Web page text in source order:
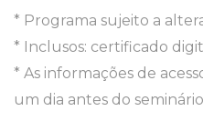
* Programa sujeito a
* Inclusos: certificado
* As informações de
um dia antes do